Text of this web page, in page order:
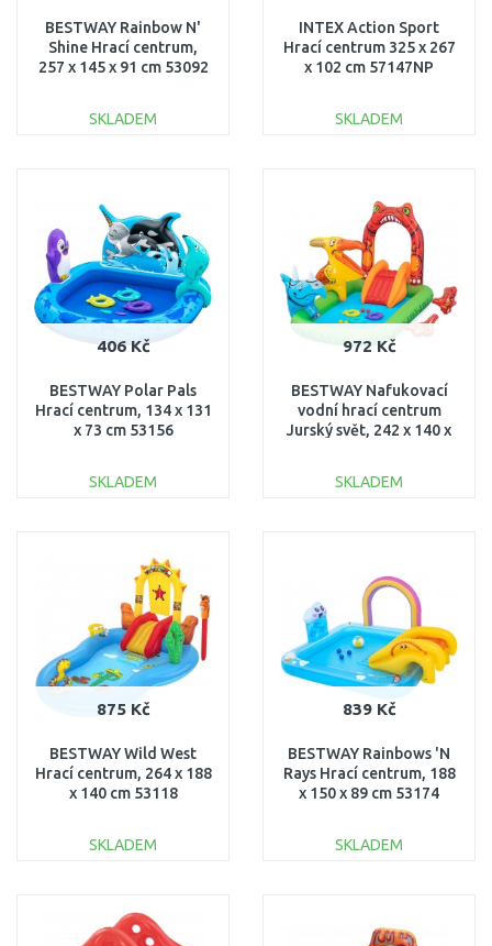
BESTWAY Rainbow N'
Shine Hrací centrum,
257 x 145 x 91 cm 53092
SKLADEM
Porovnat
INTEX Action Sport
Hrací centrum 325 x 267
x 102 cm 57147NP
SKLADEM
Porovnat
406 Kč
BESTWAY Polar Pals
Hrací centrum, 134 x 131
x 73 cm 53156
SKLADEM
Porovnat
972 Kč
BESTWAY Nafukovací
vodní hrací centrum
Jurský svět, 242 x 140 x
SKLADEM
875 Kč
BESTWAY Wild West
Hrací centrum, 264 x 188
x 140 cm 53118
SKLADEM
Porovnat
839 Kč
BESTWAY Rainbows 'N
Rays Hrací centrum, 188
x 150 x 89 cm 53174
SKLADEM
Porovnat